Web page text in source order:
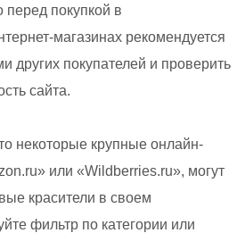
покупкой в
магазинах рекомендуется
других покупателей и проверить
сайта.
некоторые крупные онлайн-
или «Wildberries.ru», могут
красители в своем
фильтр по категории или